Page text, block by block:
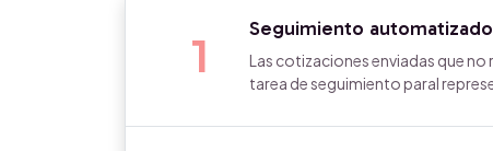
1 Seguimiento
Las cotizaciones enviadas que
tarea de seguimiento paral